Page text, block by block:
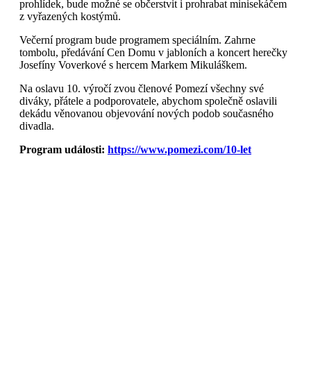
prohlídek, bude možné se občerstvit i prohrabat minisekáčem
z vyřazených kostýmů.
Večerní program bude programem speciálním. Zahrne
tombolu, předávání Cen Domu v jabloních a koncert herečky
Josefíny Voverkové s hercem Markem Mikuláškem.
Na oslavu 10. výročí zvou členové Pomezí všechny své
diváky, přátele a podporovatele, abychom společně oslavili
dekádu věnovanou objevování nových podob současného
divadla.
Program události: https://www.pomezi.com/10-let